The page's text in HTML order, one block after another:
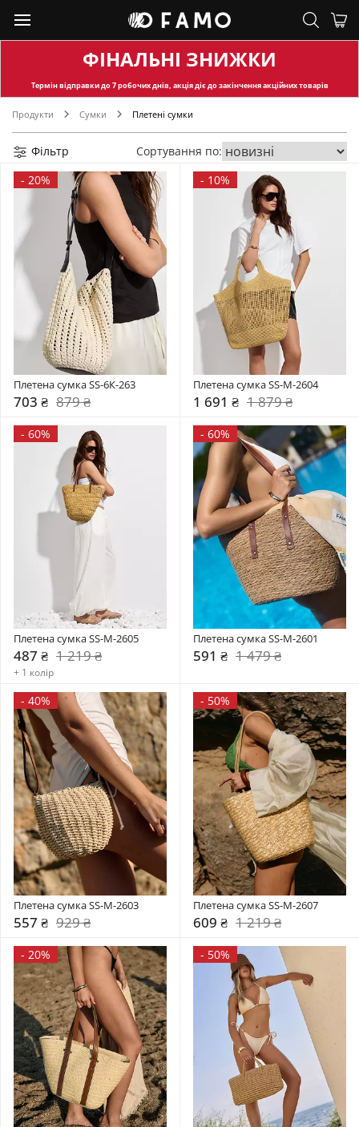
ФІНАЛЬНІ ЗНИЖКИ
Термін відправкидо 7 робочих днів, акція діє до закінчення акційних товарів
Продукти Сумки Плетені сумки
Фільтр
Сортування по:
- 20%
Плетена сумка SS-6К-263
703 ₴ 879 ₴
- 10%
Плетена сумка SS-M-2604
1 691 ₴ 1 879 ₴
- 60%
Плетена сумка SS-M-2605
487 ₴ 1 219 ₴
+ 1 колір
- 60%
Плетена сумка SS-M-2601
591 ₴ 1 479 ₴
- 40%
Плетена сумка SS-M-2603
557 ₴ 929 ₴
- 50%
Плетена сумка SS-M-2607
609 ₴ 1 219 ₴
- 20% - 50%